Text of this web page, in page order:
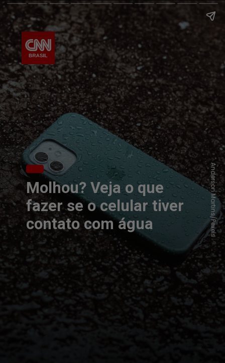
Molhou? Veja o que
fazer se o celular tiver
contato com água
Anderson Martins/Pexels